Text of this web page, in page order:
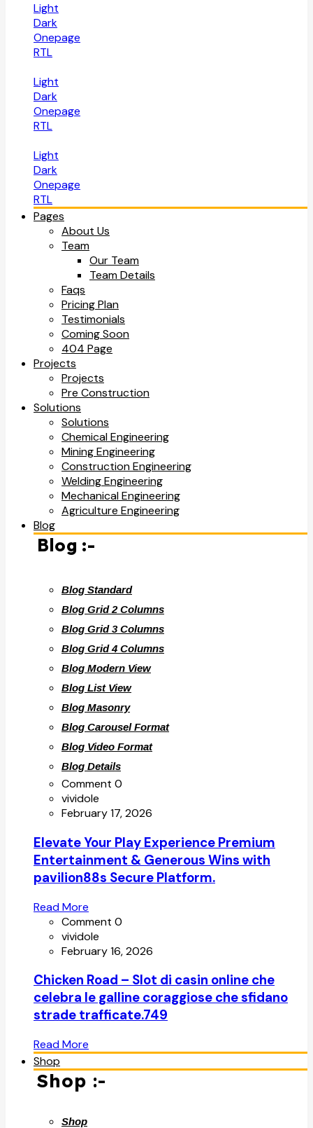
Light
Dark
Onepage
RTL
Light
Dark
Onepage
RTL
Light
Dark
Onepage
RTL
Pages
About Us
Team
Our Team
Team Details
Faqs
Pricing Plan
Testimonials
Coming Soon
404 Page
Projects
Projects
Pre Construction
Solutions
Solutions
Chemical Engineering
Mining Engineering
Construction Engineering
Welding Engineering
Mechanical Engineering
Agriculture Engineering
Blog
Blog :-
Blog Standard
Blog Grid 2 Columns
Blog Grid 3 Columns
Blog Grid 4 Columns
Blog Modern View
Blog List View
Blog Masonry
Blog Carousel Format
Blog Video Format
Blog Details
Comment 0
vividole
February 17, 2026
Elevate Your Play Experience Premium
Entertainment & Generous Wins with
pavilion88s Secure Platform.
Read More
Comment 0
vividole
February 16, 2026
Chicken Road – Slot di casin online che
celebra le galline coraggiose che sfidano
strade trafficate.749
Read More
Shop
Shop :-
Shop